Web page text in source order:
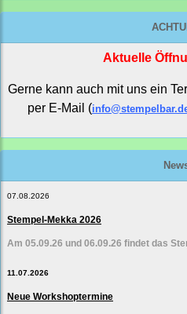
Aktuelle
Gerne kann auch mit uns ein
per E-Mail (
07.08.2026
Stempel-Mekka 2026
Am 05.09.26 und 06.09.26 findet das
11.07.2026
Neue Workshoptermine